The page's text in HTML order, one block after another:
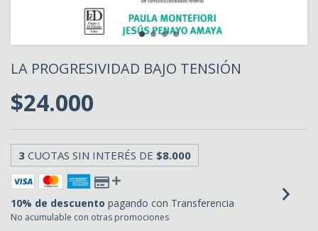
LA PROGRESIVIDAD BAJO TENSIÓN
$24.000
3 CUOTAS SIN INTERÉS DE $8.000
10% de descuento pagando con Transferencia
No acumulable con otras promociones